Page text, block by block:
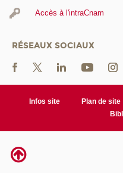
Accès à l'intraCnam
RÉSEAUX SOCIAUX
Infos site Plan de site